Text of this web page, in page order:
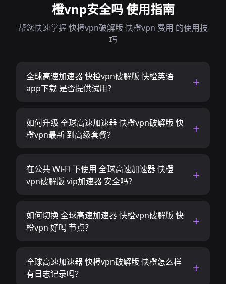
橙vnp安全吗 使用指南
帮您快速掌握 快橙vpn破解版 快橙vpn 费用 的使用技
巧
全球高速加速器 快橙vpn破解版 快橙英语
app下载 是否提供试用？
如何升级 全球高速加速器 快橙vpn破解版 快
橙vpn最新 到高级套餐？
在公共 Wi-Fi 下使用 全球高速加速器 快橙
vpn破解版 vip加速器 安全吗？
如何切换 全球高速加速器 快橙vpn破解版 快
橙vpn 好吗 节点？
全球高速加速器 快橙vpn破解版 快橙怎么样
有日志记录吗？